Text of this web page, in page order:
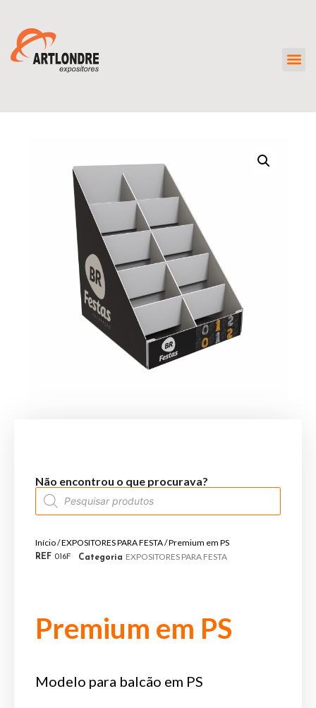
Não encontrou o que procurava?
Início/EXPOSITORES PARA FESTA/ Premium em PS
REF 016F Categoria EXPOSITORES PARA FESTA
Premium em PS
Modelo para balcão em PS